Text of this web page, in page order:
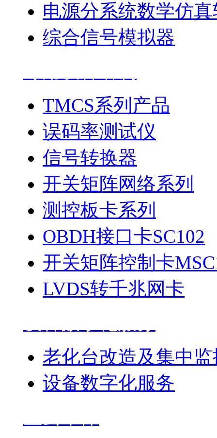
电源分系统数学仿
综合信号模拟器
TMCS系列产品
误码率测试仪
信号转换器
开关矩阵网络系列
测控板卡系列
OBDH接口卡SC102
开关矩阵控制卡
LVDS转千兆网卡
老化台改造及集中监
设备数字化服务